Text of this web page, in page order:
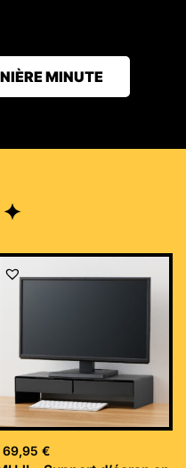
MINUTE
✦
69,95 €